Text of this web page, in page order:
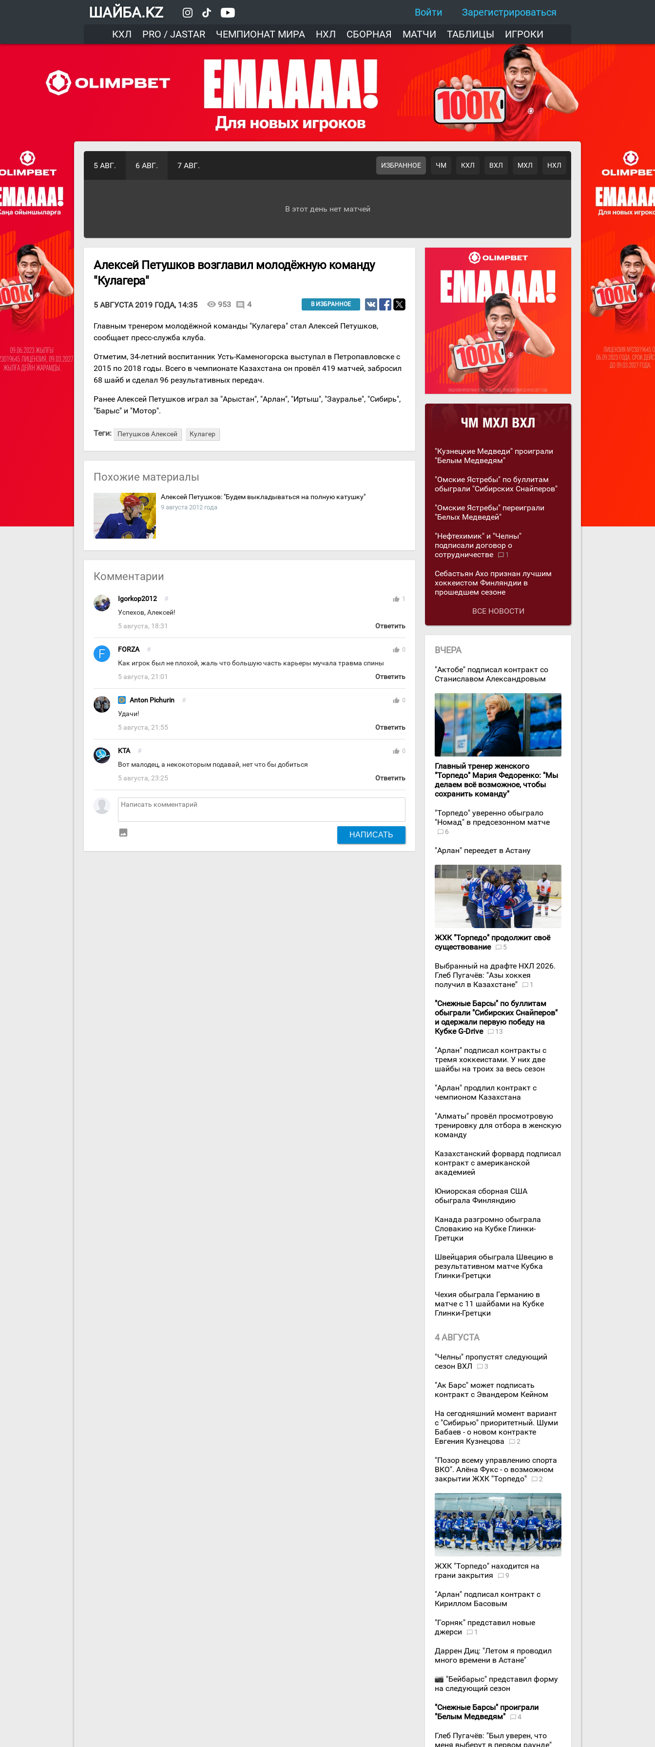
ШАЙБА.KZ Войти
Зарегистрироваться
КХЛ
PRO / JASTAR ЧЕМПИОНАТ МИРА НХЛ СБОРНАЯ МАТЧИ ТАБЛИЦЫ ИГРОКИ
5 АВГ. 6 АВГ. 7 АВГ. ИЗБРАННОЕ ЧМ КХЛ ВХЛ МХЛ НХЛ
В этот день нет матчей
Алексей Петушков возглавил молодёжную команду
"Кулагера"
5 АВГУСТА 2019 ГОДА, 14:35 visibility 953 comment 4 В ИЗБРАННОЕ
Главным тренером молодёжной команды "Кулагера" стал Алексей Петушков,
сообщает пресс-служба клуба.
Отметим, 34-летний воспитанник Усть-Каменогорска выступал в Петропавловске с
2015 по 2018 годы. Всего в чемпионате Казахстана он провёл 419 матчей, забросил
68 шайб и сделал 96 результативных передач.
Ранее Алексей Петушков играл за "Арыстан", "Арлан", "Иртыш", "Зауралье", "Сибирь",
"Барыс" и "Мотор".
Теги: Петушков Алексей Кулагер
Похожие материалы
Алексей Петушков: "Будем выкладываться на полную катушку"
9 августа 2012 года
Комментарии
Igorkop2012 # thumb_up 1
Успехов, Алексей!
5 августа, 18:31
Ответить
FORZA # thumb_up 0
Как игрок был не плохой, жаль что большую часть карьеры мучала травма спины
5 августа, 21:01
Ответить
Anton Pichurin # thumb_up 0
Удачи!
5 августа, 21:55
Ответить
KTA # thumb_up 0
Вот малодец, а некокоторым подавай, нет что бы добиться
5 августа, 23:25
Ответить
insert_photo НАПИСАТЬ
"Кузнецкие Медведи" проиграли
"Белым Медведям"
"Омские Ястребы" по буллитам
обыграли "Сибирских Снайперов"
"Омские Ястребы" переиграли
"Белых Медведей"
"Нефтехимик" и "Челны"
подписали договор о
сотрудничестве
1
Себастьян Ахо признан лучшим
хоккеистом Финляндии в
прошедшем сезоне
ВСЕ НОВОСТИ
ВЧЕРА
"Актобе" подписал контракт со
Станиславом Александровым
Главный тренер женского
"Торпедо" Мария Федоренко: "Мы
делаем всё возможное, чтобы
сохранить команду"
"Торпедо" уверенно обыграло
"Номад" в предсезонном матче
6
"Арлан" переедет в Астану
ЖХК "Торпедо" продолжит своё
существование
5
Выбранный на драфте НХЛ 2026.
Глеб Пугачёв: "Азы хоккея
получил в Казахстане"
1
"Снежные Барсы" по буллитам
обыграли "Сибирских Снайперов"
и одержали первую победу на
Кубке G-Drive
13
"Арлан" подписал контракты с
тремя хоккеистами. У них две
шайбы на троих за весь сезон
"Арлан" продлил контракт с
чемпионом Казахстана
"Алматы" провёл просмотровую
тренировку для отбора в женскую
команду
Казахстанский форвард подписал
контракт с американской
академией
Юниорская сборная США
обыграла Финляндию
Канада разгромно обыграла
Словакию на Кубке Глинки-
Гретцки
Швейцария обыграла Швецию в
результативном матче Кубка
Глинки-Гретцки
Чехия обыграла Германию в
матче с 11 шайбами на Кубке
Глинки-Гретцки
4 АВГУСТА
"Челны" пропустят следующий
сезон ВХЛ
3
"Ак Барс" может подписать
контракт с Эвандером Кейном
На сегодняшний момент вариант
с "Сибирью" приоритетный. Шуми
Бабаев - о новом контракте
Евгения Кузнецова
2
"Позор всему управлению спорта
ВКО". Алёна Фукс - о возможном
закрытии ЖХК "Торпедо"
2
ЖХК "Торпедо" находится на
грани закрытия
9
"Арлан" подписал контракт с
Кириллом Басовым
"Горняк" представил новые
джерси
1
Даррен Диц: "Летом я проводил
много времени в Астане"
"Бейбарыс" представил форму
на следующий сезон
"Снежные Барсы" проиграли
"Белым Медведям"
4
Глеб Пугачёв: "Был уверен, что
меня выберут в первом раунде"